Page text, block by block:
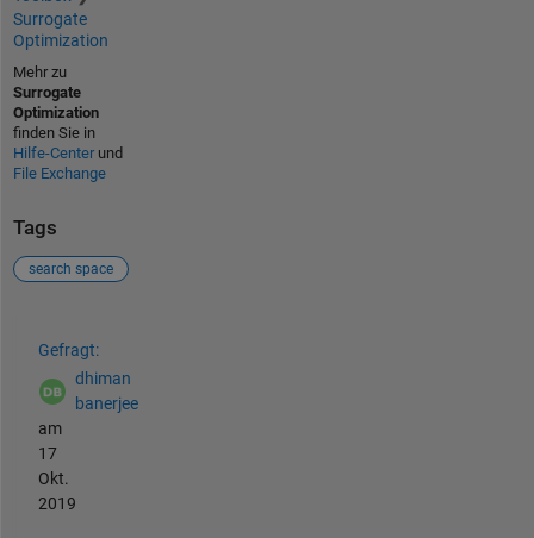
Surrogate
Optimization
Mehr zu
Surrogate
Optimization
finden Sie in
Hilfe-Centerund
File Exchange
Tags
search space
Gefragt:
dhiman
banerjee
am
17
Okt.
2019